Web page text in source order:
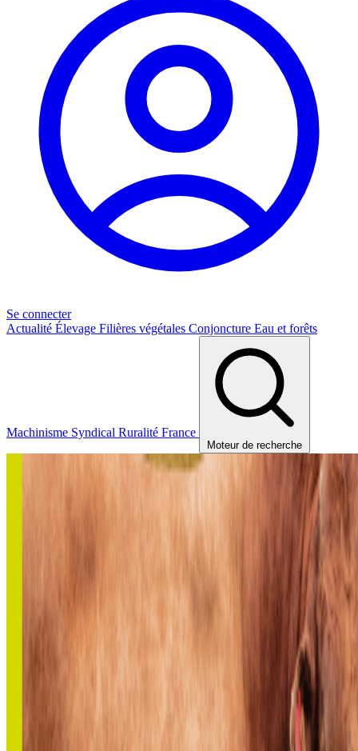
Se connecter
Actualité Élevage Filières végétales Conjoncture Eau et forêts
Machinisme Syndical Ruralité France
Moteur de recherche